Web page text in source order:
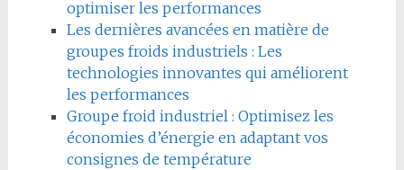
optimiser les performances
Les dernières avancées en matière de
groupes froids industriels : Les
technologies innovantes qui améliorent
les performances
Groupe froid industriel : Optimisez les
économies d’énergie en adaptant vos
consignes de température